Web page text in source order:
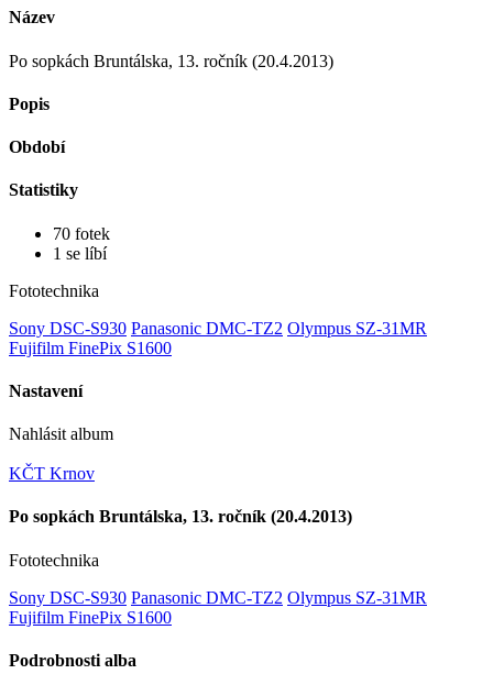
Název
Po sopkách Bruntálska, 13. ročník (20.4.2013)
Popis
Období
Statistiky
70 fotek
1 se líbí
Fototechnika
Sony DSC-S930 Panasonic DMC-TZ2 Olympus SZ-31MR
Fujifilm FinePix S1600
Nastavení
Nahlásit album
KČT Krnov
Po sopkách Bruntálska, 13. ročník (20.4.2013)
Fototechnika
Sony DSC-S930 Panasonic DMC-TZ2 Olympus SZ-31MR
Fujifilm FinePix S1600
Podrobnosti alba